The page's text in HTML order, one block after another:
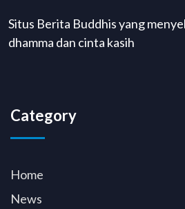
Situs Berita Buddhis yang
dhamma dan cinta kasih
Category
Home
News